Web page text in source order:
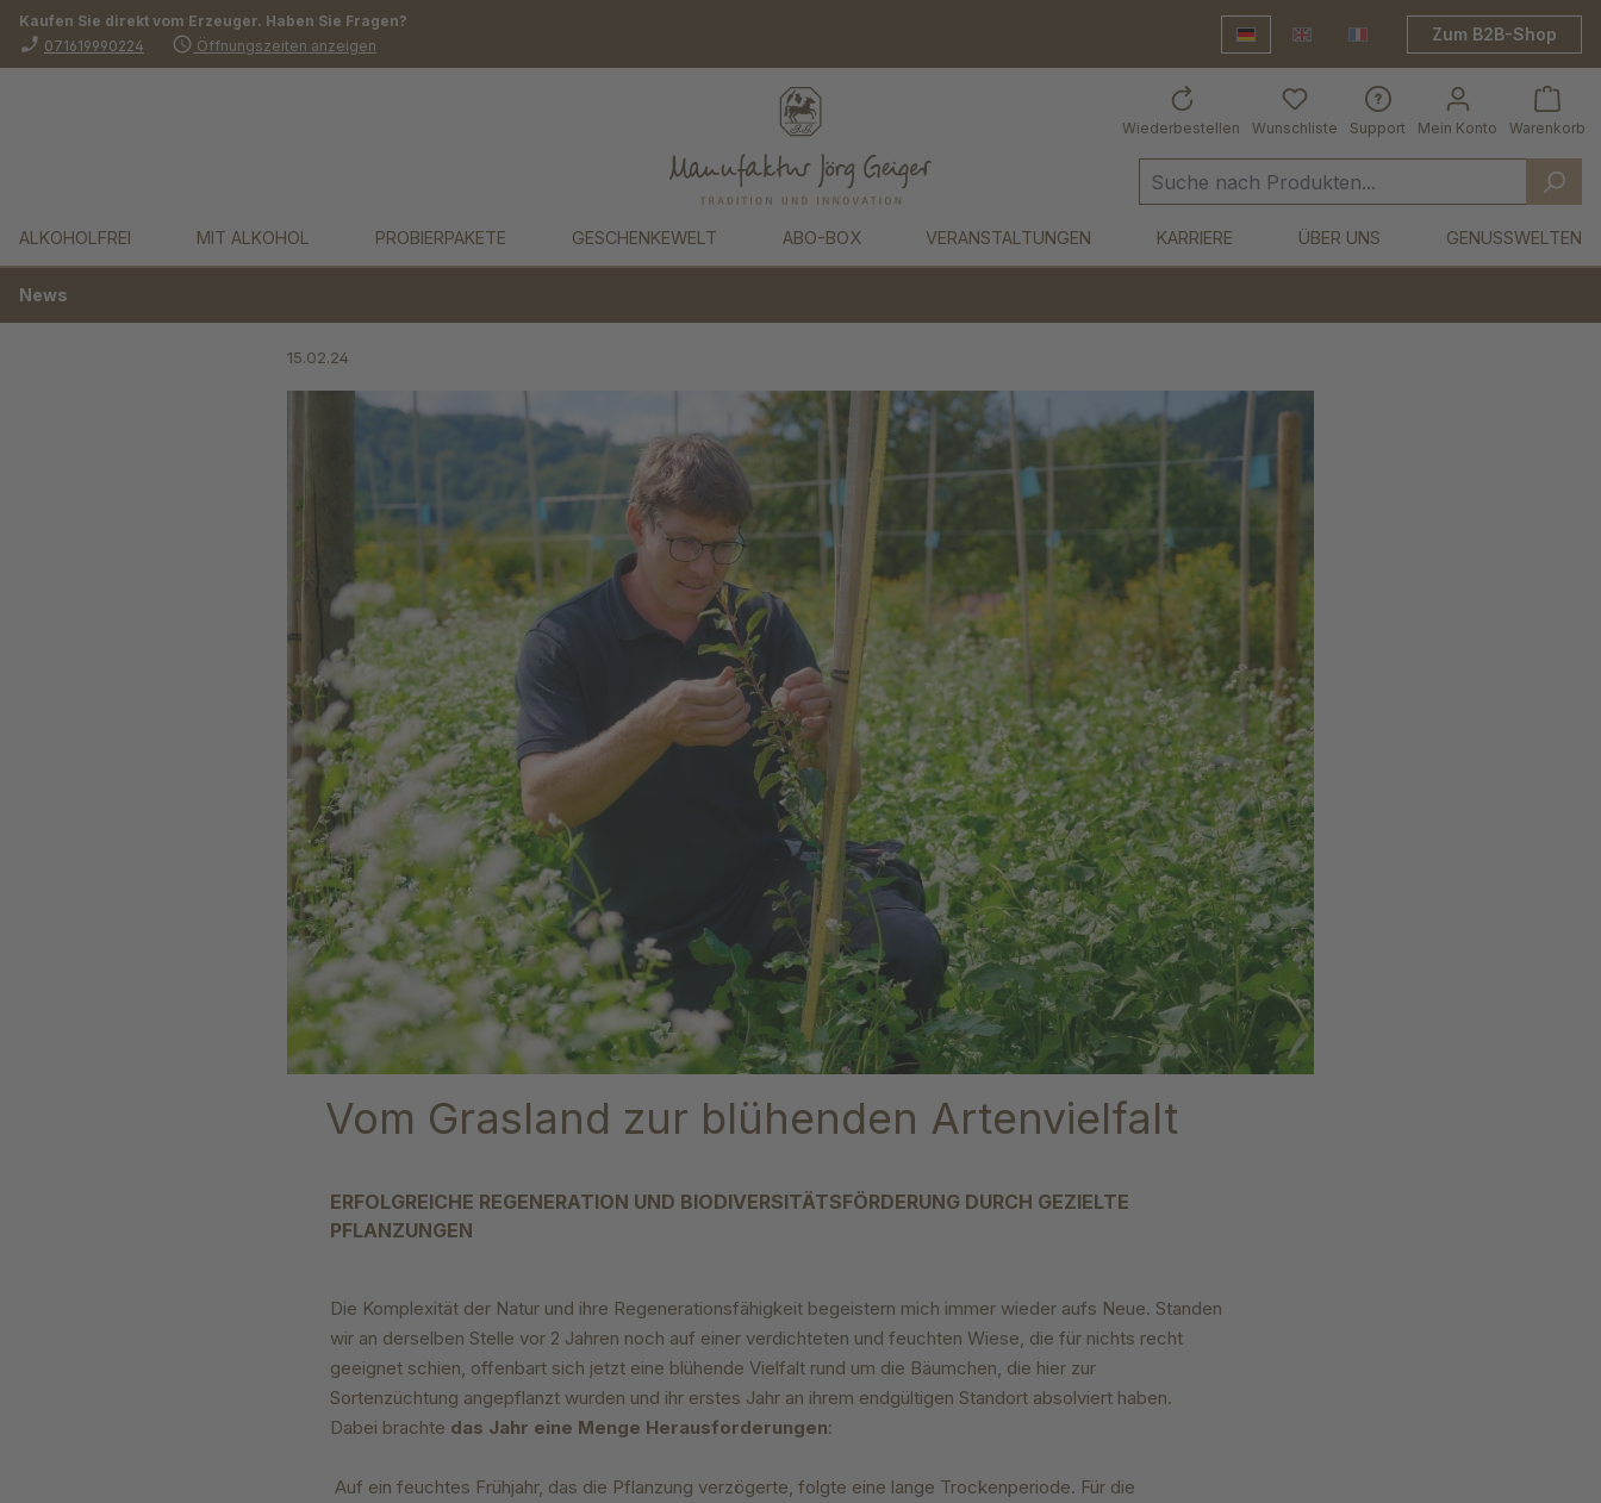
Zur Hauptnavigation springen
Kaufen Sie direkt vom Erzeuger. Haben Sie Fragen?
phone_enabled 071619990224 schedule Öffnungszeiten anzeigen Deutsch Frankreich Shop
Zum B2B-Shop
Wiederbestellen Mein Konto
Wunschliste Support Warenkorb
ALKOHOLFREI MIT ALKOHOL PROBIERPAKETE GESCHENKEWELT ABO-BOX VERANSTALTUNGEN KARRIERE ÜBER UNS GENUSSWELTEN
News
15.02.24
Vom Grasland zur blühenden Artenvielfalt
ERFOLGREICHE REGENERATION UND BIODIVERSITÄTSFÖRDERUNG DURCH GEZIELTE
PFLANZUNGEN
Die Komplexität der Natur und ihre Regenerationsfähigkeit begeistern mich immer wieder aufs Neue. Standen
wir an derselben Stelle vor 2 Jahren noch auf einer verdichteten und feuchten Wiese, die für nichts recht
geeignet schien, offenbart sich jetzt eine blühende Vielfalt rund um die Bäumchen, die hier zur
Sortenzüchtung angepflanzt wurden und ihr erstes Jahr an ihrem endgültigen Standort absolviert haben.
Dabei brachte das Jahr eine Menge Herausforderungen:
Auf ein feuchtes Frühjahr, das die Pflanzung verzögerte, folgte eine lange Trockenperiode. Für die